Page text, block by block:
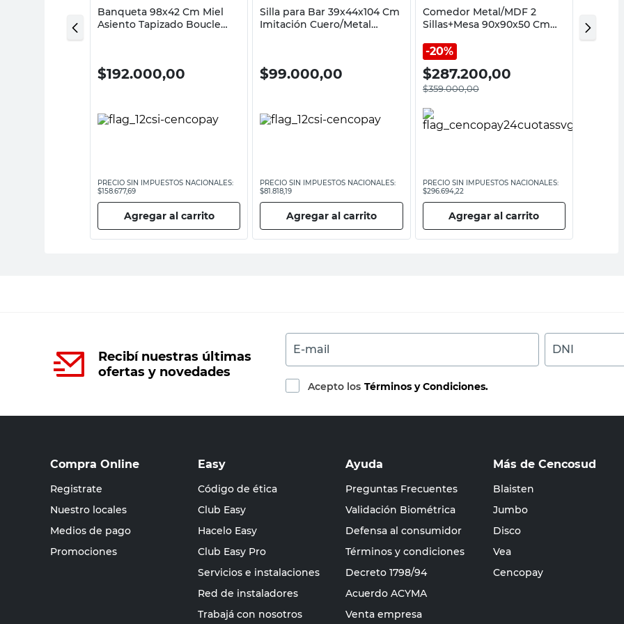
Banqueta 98x42 Cm Miel
Asiento Tapizado Boucle
$192.000,00
PRECIO SIN IMPUESTOS NACIONALES:
$158.677,69
Agregar al carrito
Silla para Bar 39x44x104 Cm
Imitación Cuero/Metal
$99.000,00
PRECIO SIN IMPUESTOS NACIONALES:
$81.818,19
Agregar al carrito
Comedor Metal/MDF 2
Sillas+Mesa 90x90x50 Cm
20%
$287.200,00
$359.000,00
PRECIO SIN IMPUESTOS NACIONALES:
$296.694,22
Agregar al carrito
Recibí nuestras últimas
ofertas y novedades
E-mail DNI
Acepto los Términos y Condiciones.
Compra Online
Registrate
Nuestro locales
Medios de pago
Promociones
Easy
Código de ética
Club Easy
Hacelo Easy
Club Easy Pro
Servicios e instalaciones
Red de instaladores
Trabajá con nosotros
Ayuda
Preguntas Frecuentes
Validación Biométrica
Defensa al consumidor
Términos y condiciones
Decreto 1798/94
Acuerdo ACYMA
Venta empresa
Más de Cencosud
Blaisten
Jumbo
Disco
Vea
Cencopay